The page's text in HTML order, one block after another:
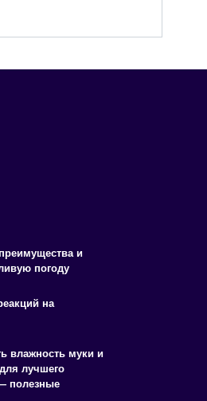
и
погоду
на
влажность муки и
лучшего
полезные